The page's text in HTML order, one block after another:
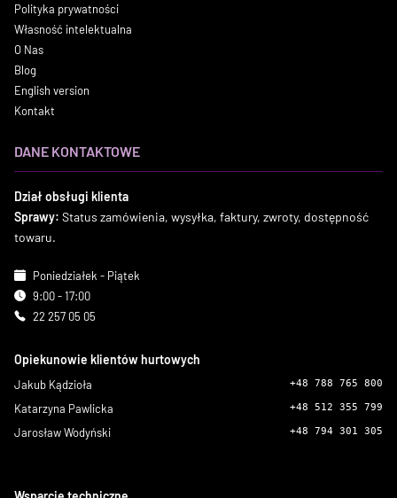
Polityka prywatności
Własność intelektualna
O Nas
Blog
English version
Kontakt
DANE KONTAKTOWE
Dział obsługi klienta
Sprawy: Status zamówienia, wysyłka, faktury, zwroty, dostępność
towaru.
Poniedziałek - Piątek
9:00 - 17:00
22 257 05 05
Opiekunowie klientów hurtowych
Jakub Kądzioła +48 788 765 800
Katarzyna Pawlicka +48 512 355 799
Jarosław Wodyński +48 794 301 305